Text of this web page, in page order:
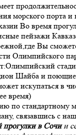
морского порта и
Во время
пейзажи
Вы
Олимпийского
Шайба и
искупаться в
время)
по стандартному
связавшись с
прогулки в Сочии